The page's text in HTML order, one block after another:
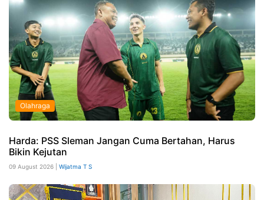
Olahraga
Harda: PSS Sleman Jangan Cuma Bertahan, Harus
Bikin Kejutan
09 August 2026 | Wijatma T S